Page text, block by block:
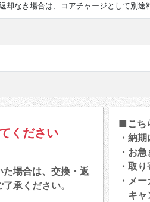
却なき場合は、コアチャージとして別
ください
場合は、交換・返
承ください。
■こち
・納
・お
・取
・メ
キャ